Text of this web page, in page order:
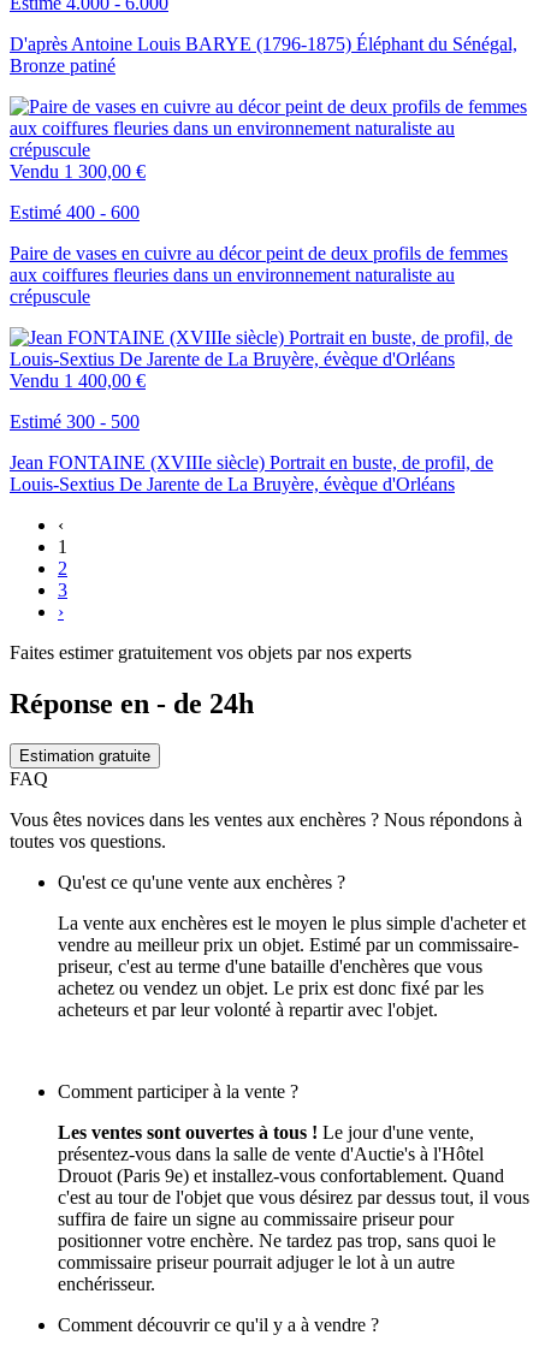
D'après Antoine Louis BARYE (1796-1875) Éléphant du Sénégal,
Bronze patiné
Vendu 1 300,00 €
Estimé 400 - 600
Paire de vases en cuivre au décor peint de deux profils de femmes
aux coiffures fleuries dans un environnement naturaliste au
crépuscule
Vendu 1 400,00 €
Estimé 300 - 500
Jean FONTAINE (XVIIIe siècle) Portrait en buste, de profil, de
Louis-Sextius De Jarente de La Bruyère, évèque d'Orléans
‹
1
2
3
›
Faites estimer gratuitement vos objets par nos experts
Réponse en - de 24h
Estimation gratuite
FAQ
Vous êtes novices dans les ventes aux enchères ? Nous répondons à
toutes vos questions.
Qu'est ce qu'une vente aux enchères ?
La vente aux enchères est le moyen le plus simple d'acheter et
vendre au meilleur prix un objet. Estimé par un commissaire-
priseur, c'est au terme d'une bataille d'enchères que vous
achetez ou vendez un objet. Le prix est donc fixé par les
acheteurs et par leur volonté à repartir avec l'objet.
Comment participer à la vente ?
Les ventes sont ouvertes à tous ! Le jour d'une vente,
présentez-vous dans la salle de vente d'Auctie's à l'Hôtel
Drouot (Paris 9e) et installez-vous confortablement. Quand
c'est au tour de l'objet que vous désirez par dessus tout, il vous
suffira de faire un signe au commissaire priseur pour
positionner votre enchère. Ne tardez pas trop, sans quoi le
commissaire priseur pourrait adjuger le lot à un autre
enchérisseur.
Comment découvrir ce qu'il y a à vendre ?